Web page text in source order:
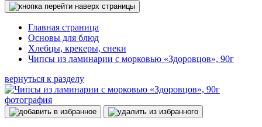
Главная страница
Основы для блюд
Хлебцы, крекеры, снеки
Чипсы из ламинарии с морковью «Здоровцов», 90г
вернуться к разделу